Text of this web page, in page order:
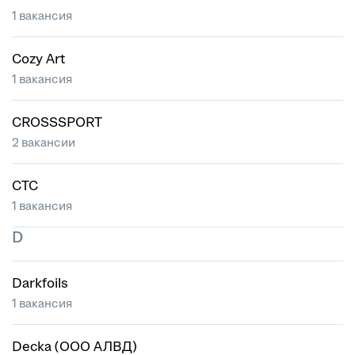
1 вакансия
Cozy Art
1 вакансия
CROSSSPORT
2 вакансии
CTC
1 вакансия
D
Darkfoils
1 вакансия
Decka (ООО АЛВД)